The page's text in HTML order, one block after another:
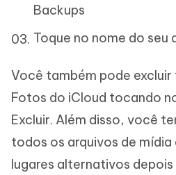
Backups
Toque no nome do seu
Você também pode
Fotos do iCloud tocando
Excluir. Além disso, você
todos os arquivos de mídia
lugares alternativos